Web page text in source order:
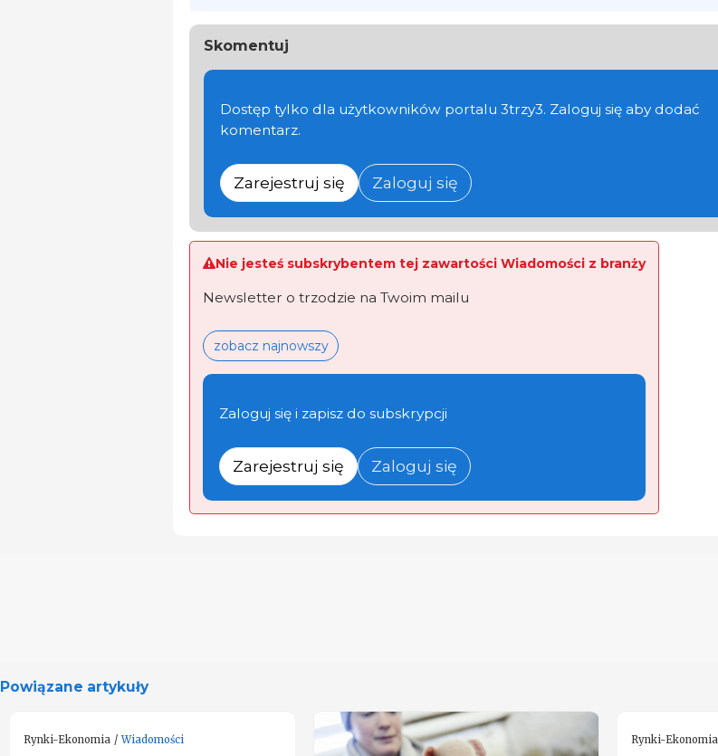
Skomentuj
Dostęp tylko dla użytkowników portalu 3trzy3. Zaloguj się aby dodać
komentarz.
Zarejestruj się Zaloguj się
Nie jesteś subskrybentem tej zawartości Wiadomości z branży
Newsletter o trzodzie na Twoim mailu
zobacz najnowszy
Zaloguj się i zapisz do subskrypcji
Zarejestruj się Zaloguj się
Powiązane artykuły
Rynki-Ekonomia Wiadomości Rynki-Ekonomia